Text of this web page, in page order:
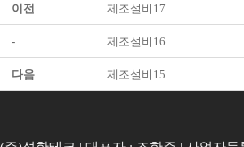
이전 제조설비17
- 제조설비16
다음 제조설비15